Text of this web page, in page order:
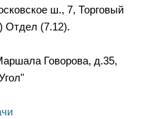
ш., 7, Торговый
Отдел (7.12).
Говорова, д.35,